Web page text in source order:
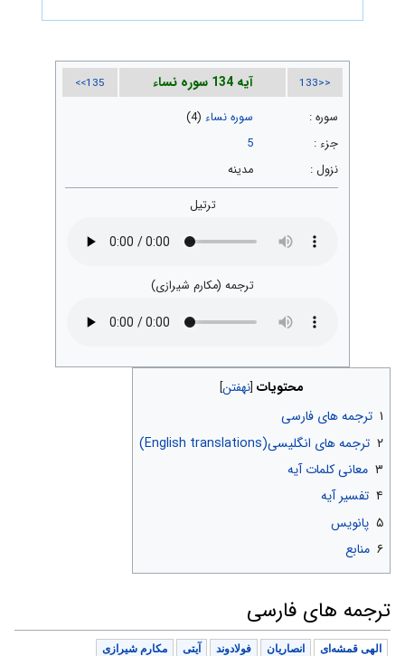
<<133 آیه 134 سوره نساء 135>>
سوره : سوره نساء (4)
جزء :
5
نزول :
مدینه
ترتیل
ترجمه (مکارم شیرازی)
محتویات
۱ ترجمه های فارسی
۲ ترجمه های انگلیسی(English translations)
۳ معانی کلمات آیه
۴ تفسیر آیه
۵ پانویس
۶ منابع
ترجمه های فارسی
الهی قمشه‌ای انصاریان فولادوند آیتی مکارم شیرازی